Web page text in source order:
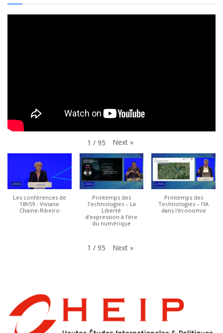
1 / 95 Next »
Les conférences de
18h59 - Viviane
Chaine-Ribeiro
Printemps des
Technologies – La
Liberté
d’expression à l’ère
du numérique
Printemps des
Technologies – l'IA
dans l'économie
1 / 95 Next »